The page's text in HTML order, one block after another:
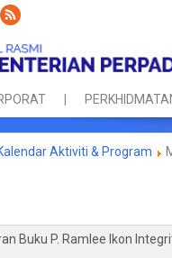
Aktiviti & Program
Buku P. Ramlee Ikon